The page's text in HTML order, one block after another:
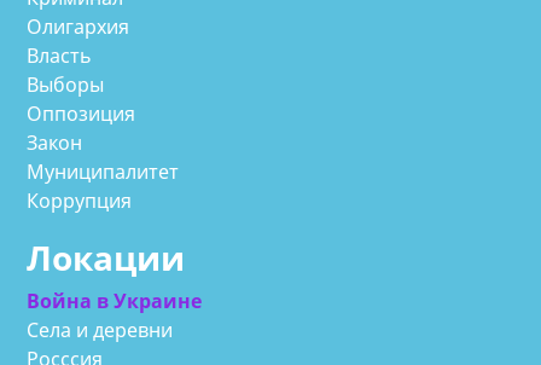
Олигархия
Власть
Выборы
Оппозиция
Закон
Муниципалитет
Коррупция
Локации
Война в Украине
Села и деревни
Росссия